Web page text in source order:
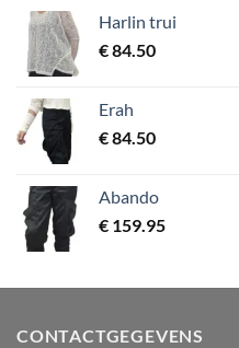
Harlin trui
€84.50
Erah
€84.50
Abando
€ 159.95
CONTACTGEGEVENS